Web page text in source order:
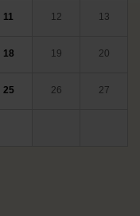
11 12 13
18 19 20
25 26 27